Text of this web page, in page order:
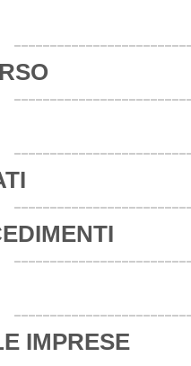
IMPRESE